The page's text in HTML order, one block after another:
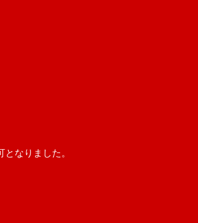
なりました。